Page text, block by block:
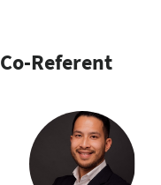
Co-Referent